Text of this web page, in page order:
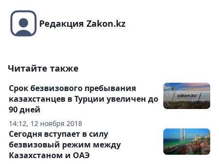
Редакция Zakon.kz
Читайте также
14:12, 12 ноября 2018
Срок безвизового пребывания
казахстанцев в Турции увеличен до
90 дней
Сегодня вступает в силу
безвизовый режим между
Казахстаном и ОАЭ